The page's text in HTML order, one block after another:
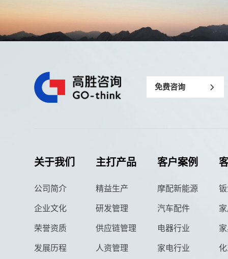
免费咨询
关于我们
公司简介
企业文化
荣誉资质
发展历程
主打产品
精益生产
研发管理
供应链管理
人资管理
客户案例
摩配新能源
汽车配件
电器行业
家电行业